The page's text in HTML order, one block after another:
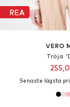
REA
VERO
Tröja
Senaste lägsta